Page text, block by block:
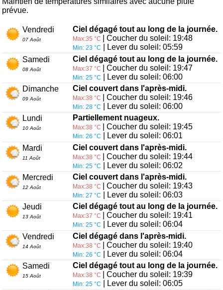
prévue.
Vendredi
07 Août
Ciel dégagé tout au long de la journée.
Max:35 °C | Coucher du soleil: 19:48
Min: 23 °C
| Lever du soleil: 05:59
Samedi
08 Août
Ciel dégagé tout au long de la journée.
Max:37 °C | Coucher du soleil: 19:47
Min: 25 °C
| Lever du soleil: 06:00
Dimanche
09 Août
Ciel couvert dans l'après-midi.
Max:38 °C | Coucher du soleil: 19:46
Min: 28 °C
| Lever du soleil: 06:00
Lundi
10 Août
Partiellement nuageux.
Max:38 °C | Coucher du soleil: 19:45
Min: 26 °C
| Lever du soleil: 06:01
Mardi
11 Août
Ciel couvert dans l'après-midi.
Max:38 °C | Coucher du soleil: 19:44
Min: 25 °C
| Lever du soleil: 06:02
Mercredi
12 Août
Ciel couvert dans l'après-midi.
Max:38 °C | Coucher du soleil: 19:43
Min: 27 °C
| Lever du soleil: 06:03
Jeudi
13 Août
Ciel dégagé tout au long de la journée.
Max:37 °C | Coucher du soleil: 19:41
Min: 25 °C
| Lever du soleil: 06:04
Vendredi
14 Août
Ciel dégagé dans l'après-midi.
Max:38 °C | Coucher du soleil: 19:40
Min: 26 °C
| Lever du soleil: 06:04
Samedi
15 Août
Ciel dégagé tout au long de la journée.
Max:38 °C | Coucher du soleil: 19:39
Min: 25 °C
| Lever du soleil: 06:05